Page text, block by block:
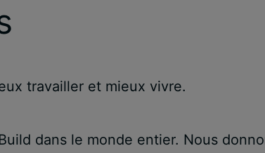
travailler et mieux vivre.
dans le monde entier. Nous